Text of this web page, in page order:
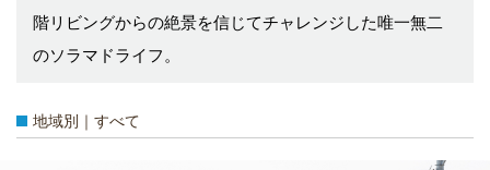
階リビングからの絶景を信じてチャレンジした唯一無二
のソラマドライフ。
地域別｜すべて